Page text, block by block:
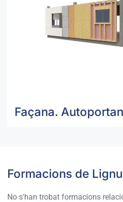
Façana.
Formacions de
No s'han trobat formacions